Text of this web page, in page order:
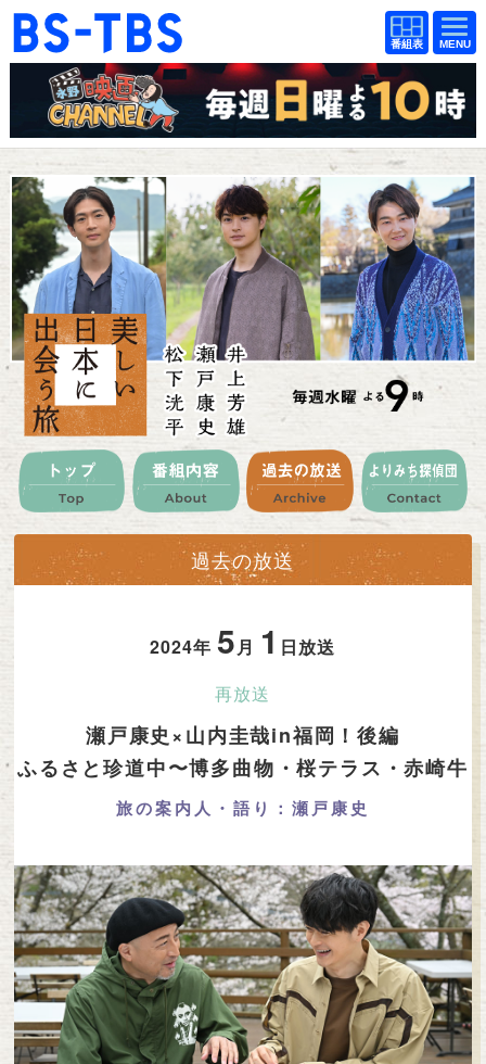
BS-TBS
番組
表
BS-TBS
番組
表
ドラマ 映画
紀行 報道
教養 スポーツ
音楽 エンタメ
アニメ ファンクラブ
検索
視聴方法 4K放送
イベント ショッピング
公式SNS プレゼント
ご意見・ご感想 会社情報
過去の放送
2024年5月 1 日放送
再放送
瀬戸康史×山内圭哉in福岡！後編
ふるさと珍道中〜博多曲物・桜テラス・赤崎牛
旅の案内人・語り：瀬戸康史